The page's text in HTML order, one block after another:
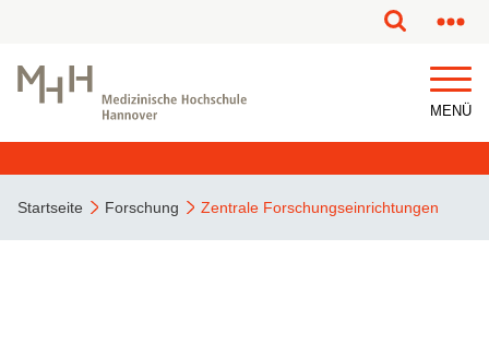
MENÜ
Startseite Forschung Zentrale Forschungseinrichtungen